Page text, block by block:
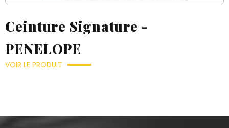
Ceinture Signature -
PENELOPE
VOIR LE PRODUIT